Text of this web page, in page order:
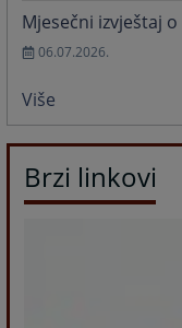
Mjesečni izvještaj
06.07.2026.
Više
Brzi linkovi